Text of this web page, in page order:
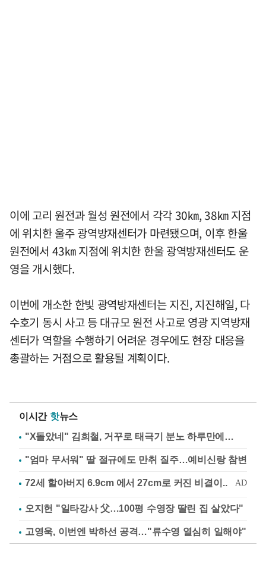
이에 고리 원전과 월성 원전에서 각각 30㎞, 38㎞ 지점
에 위치한 울주 광역방재센터가 마련됐으며, 이후 한울
원전에서 43㎞ 지점에 위치한 한울 광역방재센터도 운
영을 개시했다.
이번에 개소한 한빛 광역방재센터는 지진, 지진해일, 다
수호기 동시 사고 등 대규모 원전 사고로 영광 지역방재
센터가 역할을 수행하기 어려운 경우에도 현장 대응을
총괄하는 거점으로 활용될 계획이다.
이시간 핫뉴스
"X돌았네" 김희철, 거꾸로 태극기 분노 하루만에…
"엄마 무서워" 딸 절규에도 만취 질주…예비신랑 참변
오지헌 "일타강사 父…100평 수영장 딸린 집 살았다"
고영욱, 이번엔 박하선 공격…"류수영 열심히 일해야"